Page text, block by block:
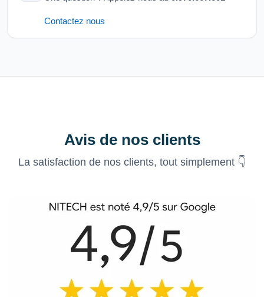
Contactez nous
Avis de nos clients
La satisfaction de nos clients, tout simplement 👇